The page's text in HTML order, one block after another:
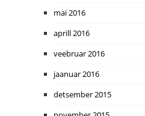
mai 2016
aprill 2016
veebruar 2016
jaanuar 2016
detsember 2015